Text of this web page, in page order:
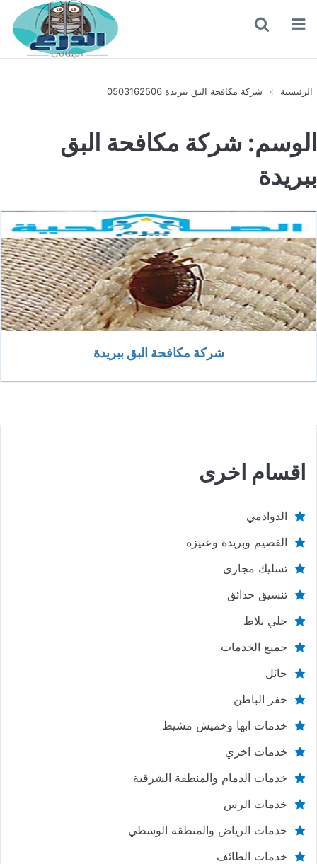
القائمة
الرئيسية شركة مكافحة البق ببريدة 0503162506
الوسم: شركة مكافحة البق
ببريدة
شركة مكافحة البق ببريدة
اقسام اخرى
الدوادمي
القصيم وبريدة وعنيزة
تسليك مجاري
تنسيق حدائق
جلي بلاط
جميع الخدمات
حائل
حفر الباطن
خدمات ابها وخميش مشيط
خدمات اخري
خدمات الدمام والمنطقة الشرقية
خدمات الرس
خدمات الرياض والمنطقة الوسطي
خدمات الطائف